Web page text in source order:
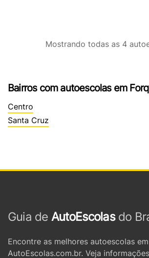
Bairros com autoescolas em
Centro
Santa Cruz
Mostrando todas as 4
Guia de AutoEscolasdo
Encontre as melhores autoescolas
AutoEscolas.com.br. Veja